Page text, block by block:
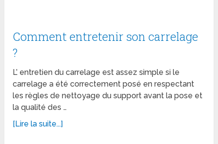
Comment entretenir son carrelage
?
L’ entretien du carrelage est assez simple si le
carrelage a été correctement posé en respectant
les règles de nettoyage du support avant la pose et
la qualité des …
[Lire la suite...]